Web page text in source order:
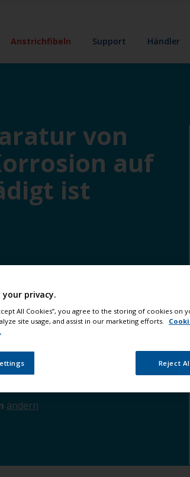
Anstrichfibeln Support Händler
von
auf
ist
arbeitenändern
ändern
ändern
your privacy.
All Cookies”, you agree to the storing of cookies on
site usage, and assist in our marketing efforts.
Reject